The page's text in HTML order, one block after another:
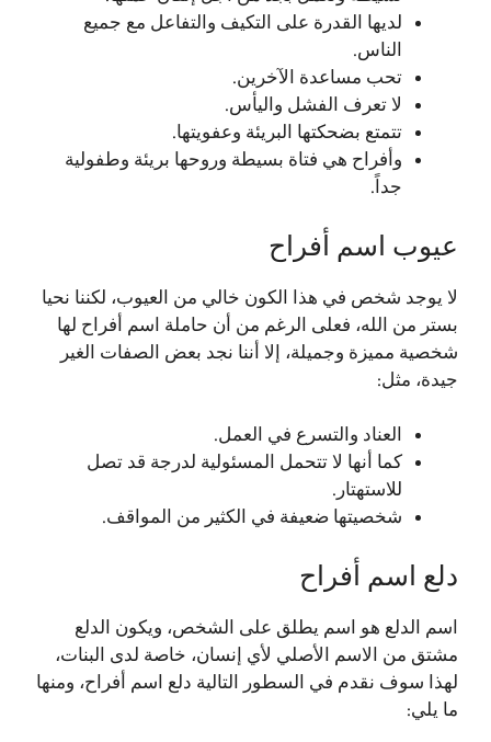
لديها القدرة على التكيف والتفاعل مع جميع
الناس.
تحب مساعدة الآخرين.
لا تعرف الفشل واليأس.
تتمتع بضحكتها البريئة وعفويتها.
وأفراح هي فتاة بسيطة وروحها بريئة وطفولية
جداً.
عيوب اسم أفراح
لا يوجد شخص في هذا الكون خالي من العيوب، لكننا نحيا
بستر من الله، فعلى الرغم من أن حاملة اسم أفراح لها
شخصية مميزة وجميلة، إلا أننا نجد بعض الصفات الغير
جيدة، مثل:
العناد والتسرع في العمل.
كما أنها لا تتحمل المسئولية لدرجة قد تصل
للاستهتار.
شخصيتها ضعيفة في الكثير من المواقف.
دلع اسم أفراح
اسم الدلع هو اسم يطلق على الشخص، ويكون الدلع
مشتق من الاسم الأصلي لأي إنسان، خاصة لدى البنات،
لهذا سوف نقدم في السطور التالية دلع اسم أفراح، ومنها
ما يلي: